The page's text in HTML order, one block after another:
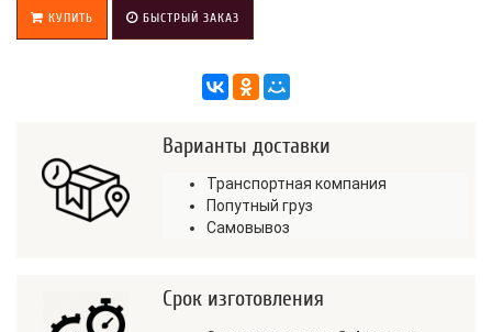
КУПИТЬ БЫСТРЫЙ ЗАКАЗ
Варианты доставки
Транспортная компания
Попутный груз
Самовывоз
Срок изготовления